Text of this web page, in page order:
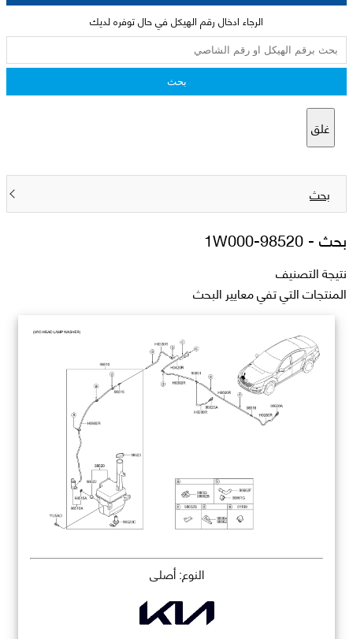
الرجاء ادخال رقم الهيكل في حال توفره لديك
بحث
غلق
بحث
بحث -98520-1W000
نتيجة التصنيف
المنتجات التي تفي معايير البحث
النوع: أصلي